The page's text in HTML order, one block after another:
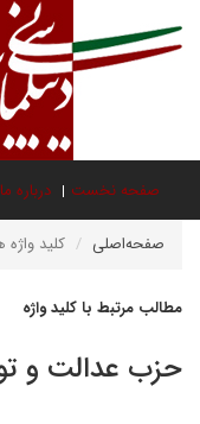
صفحه نخست درباره ما
صفحه‌اصلی کلید واژه
مطالب مرتبط با کلید واژه
حزب عدالت و